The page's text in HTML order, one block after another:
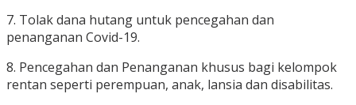
7. Tolak dana hutang untuk pencegahan dan
penanganan Covid-19.
8. Pencegahan dan Penanganan khusus bagi kelompok
rentan seperti perempuan, anak, lansia dan disabilitas.